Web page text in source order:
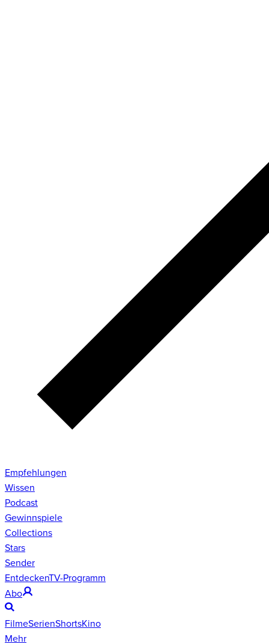
Empfehlungen
Wissen
Podcast
Gewinnspiele
Collections
Stars
Sender
EntdeckenTV-Programm
Abo
FilmeSerienShortsKino
Mehr